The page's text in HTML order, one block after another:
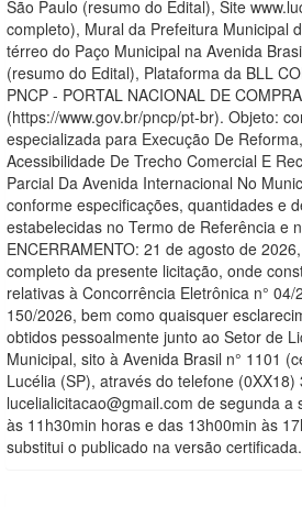
São Paulo (resumo do Edital), Site
completo), Mural da Prefeitura Municipal
térreo do Paço Municipal na Avenida
(resumo do Edital), Plataforma da BLL
PNCP - PORTAL NACIONAL DE
(https://www.gov.br/pncp/pt-br). Objeto:
especializada para Execução De
Acessibilidade De Trecho Comercial E
Parcial Da Avenida Internacional No
conforme especificações, quantidades e
estabelecidas no Termo de Referência e
ENCERRAMENTO: 21 de agosto de
completo da presente licitação, onde
relativas à Concorrência Eletrônica n°
150/2026, bem como quaisquer
obtidos pessoalmente junto ao Setor de
Municipal, sito à Avenida Brasil n° 1101
Lucélia (SP), através do telefone
lucelialicitacao@gmail.com de segunda a
às 11h30min horas e das 13h00min às
substitui o publicado na versão certificada.